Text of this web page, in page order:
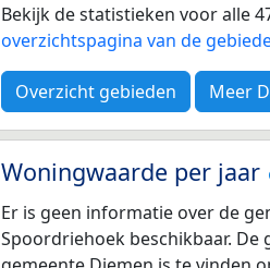
Bekijk de statistieken voor alle
overzichtspagina van de
Overzicht gebieden Meer
Woningwaarde per jaar
Er is geen informatie over de
Spoordriehoek beschikbaar. De